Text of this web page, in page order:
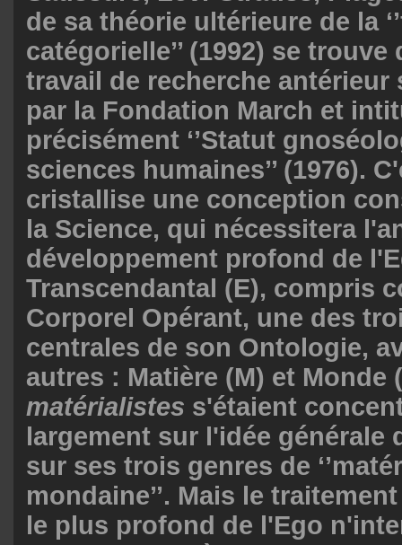
de sa théorie ultérieure de la
catégorielle’’ (1992) se
travail de recherche antérieur
par la Fondation March et
précisément ‘’Statut
sciences humaines’’ (1976).
cristallise une conception
la Science, qui nécessitera
développement profond de
Transcendantal (E), compris
Corporel Opérant, une des
centrales de son Ontologie,
autres : Matière (M) et Monde
matérialistes s'étaient
largement sur l'idée générale
sur ses trois genres de
mondaine’’. Mais le
le plus profond de l'Ego